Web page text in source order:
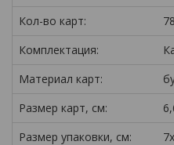
Кол-во карт:
78
Комплектация:
Материал карт:
Размер карт, см:
Размер упаковки, см: